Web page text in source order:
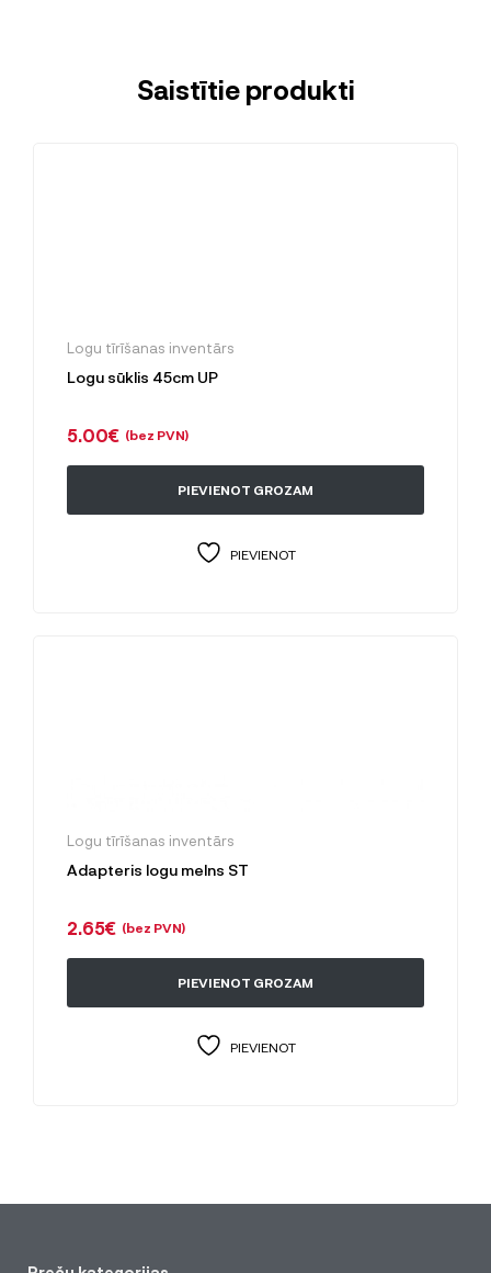
Saistītie produkti
Logu tīrīšanas inventārs
Logu sūklis 45cm UP
5.00€ (bez PVN)
PIEVIENOT GROZAM
PIEVIENOT
Logu tīrīšanas inventārs
Adapteris logu melns ST
2.65€ (bez PVN)
PIEVIENOT GROZAM
PIEVIENOT